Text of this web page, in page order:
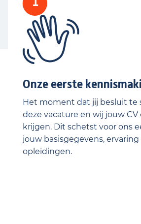
omzetontwikkeling.
Voorbereiden van
Intensief samenwerken
sales, inkoop, logistiek en
Onze eerste
Het moment dat jij besluit te
deze vacature en wij jouw
krijgen. Dit schetst voor ons
jouw basisgegevens, ervaring
opleidingen.